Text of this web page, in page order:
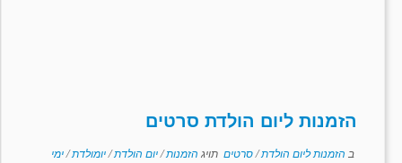
הזמנות ליום הולדת סרטים
ב הזמנות ליום הולדת/סרטים תויג הזמנות/יום הולדת/יומולדת/ימי